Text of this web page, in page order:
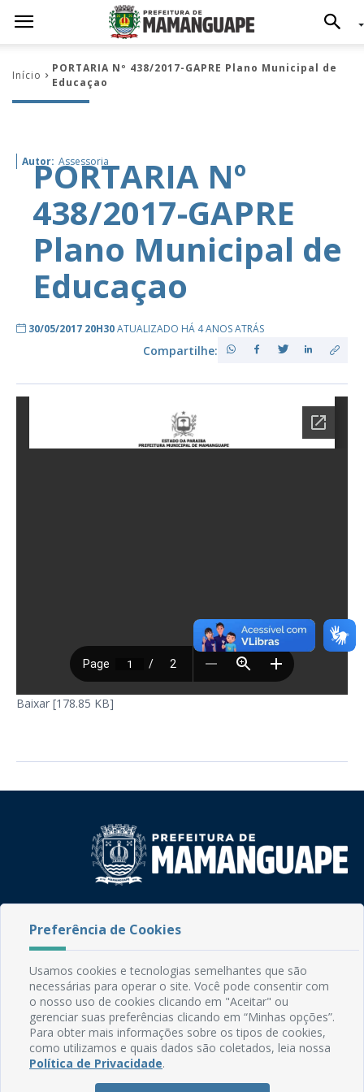
Início
PORTARIA Nº 438/2017-GAPRE Plano Municipal de
Educaçao
Autor: Assessoria
PORTARIA Nº
438/2017-GAPRE
Plano Municipal de
Educaçao
30/05/2017 20H30ATUALIZADO HÁ 4 ANOS ATRÁS
Compartilhe:
Baixar [178.85 KB]
CEP: 58.280-000 - Mamanguape/PB
Expediente: Segunda à Sexta, das 08h às 13h
Mapa do Site
Perguntas frequentes
Manual de Navegação
Preferência de Cookies
Usamos cookies e tecnologias semelhantes que são
necessárias para operar o site. Você pode consentir com
o nosso uso de cookies clicando em "Aceitar" ou
gerenciar suas preferências clicando em “Minhas opções”.
Para obter mais informações sobre os tipos de cookies,
como utilizamos e quais dados são coletados, leia nossa
Política de Privacidade.